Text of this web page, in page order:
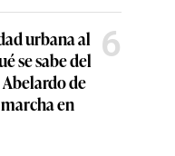
urbana al
se sabe del
de
en
6